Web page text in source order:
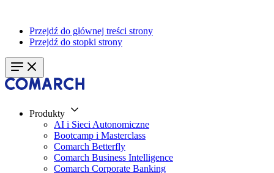
Przejdź do głównej treści strony
Przejdź do stopki strony
Produkty
AI i Sieci Autonomiczne
Bootcamp i Masterclass
Comarch Betterfly
Comarch Business Intelligence
Comarch Corporate Banking